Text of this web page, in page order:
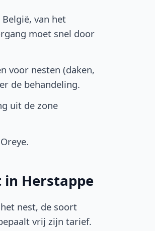
van het
moet snel door
voor nesten (daken,
de behandeling.
uit de zone
Herstappe
nest, de soort
vrij zijn tarief.